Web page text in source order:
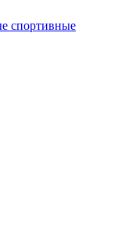
спортивные